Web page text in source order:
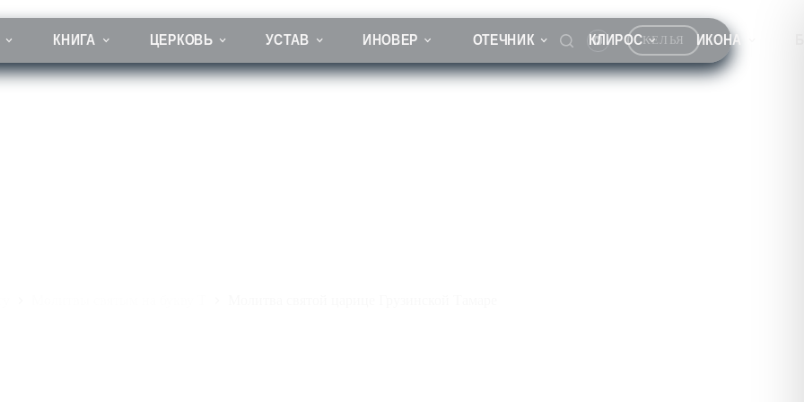
КНИГА ЦЕРКОВЬ УСТАВ ИНОВЕР ОТЕЧНИК КЛИРОС ИКОНА
КЕЛЬЯ